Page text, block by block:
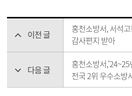
이전 글
홍천소방서, 서석
감사편지 받아
다음 글
홍천소방서
전국 2위 우수소방